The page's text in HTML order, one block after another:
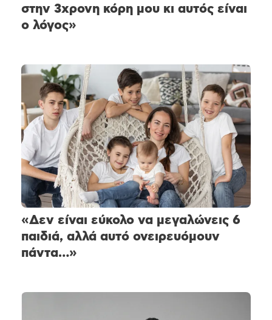
στην 3χρονη κόρη μου κι αυτός είναι
ο λόγος»
«Δεν είναι εύκολο να μεγαλώνεις 6
παιδιά, αλλά αυτό ονειρευόμουν
πάντα…»